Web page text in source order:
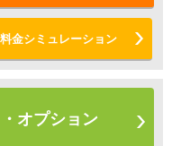
料金シミュレーション
オプション